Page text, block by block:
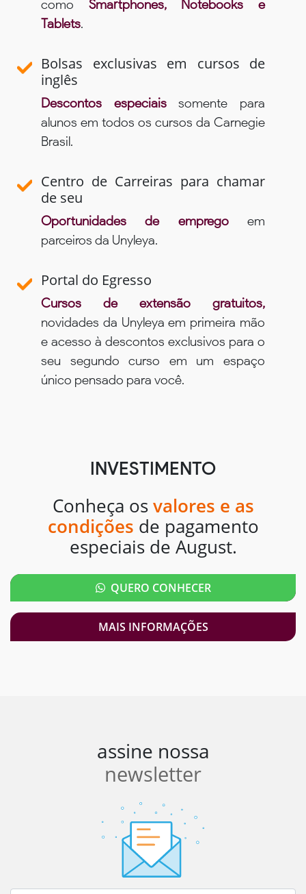
como Smartphones, Notebooks e
Tablets.
Bolsas exclusivas em cursos de
inglês
Descontos especiaissomente para
alunos em todos os cursos da Carnegie
Brasil.
Centro de Carreiras para chamar
de seu
Oportunidades de empregoem
parceiros da Unyleya.
Portal do Egresso
Cursos de extensão gratuitos,
novidades da Unyleya em primeira mão
e acesso à descontos exclusivos para o
seu segundo curso em um espaço
único pensado para você.
INVESTIMENTO
Conheça os valores e as
condições de pagamento
especiais de August.
QUERO CONHECER
MAIS INFORMAÇÕES
assine nossa
newsletter